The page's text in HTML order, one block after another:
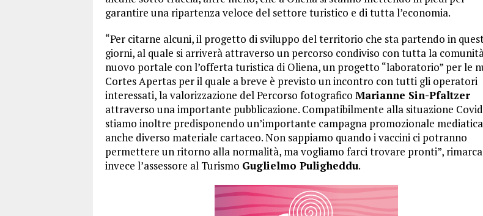
garantire una ripartenza veloce del settore turistico e di tutta l’economia.
“Per citarne alcuni, il progetto di sviluppo del territorio che sta partendo in
giorni, al quale si arriverà attraverso un percorso condiviso con tutta la
nuovo portale con l’offerta turistica di Oliena, un progetto “laboratorio” per le
Cortes Apertas per il quale a breve è previsto un incontro con tutti gli operatori
interessati, la valorizzazione del Percorso fotografico Marianne Sin-Pfaltzer
attraverso una importante pubblicazione. Compatibilmente alla situazione Covid
stiamo inoltre predisponendo un’importante campagna promozionale
anche diverso materiale cartaceo. Non sappiamo quando i vaccini ci potranno
permettere un ritorno alla normalità, ma vogliamo farci trovare pronti”, rimarca
invece l’assessore al Turismo Guglielmo Puligheddu.